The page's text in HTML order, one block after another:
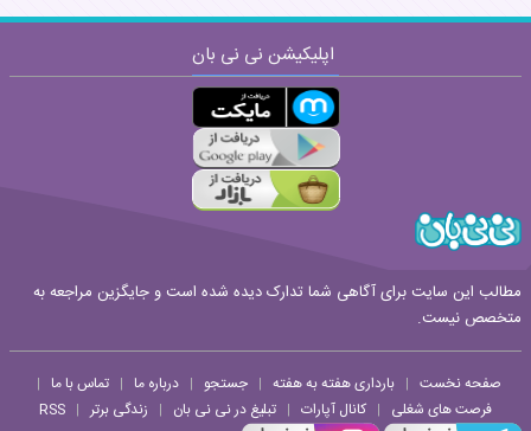
اپلیکیشن نی نی بان
مطالب این سایت برای آگاهی شما تدارک دیده شده است و جایگزین مراجعه به
متخصص نیست.
صفحه نخست | بارداری هفته به هفته | جستجو | درباره ما | تماس با ما |
فرصت های شغلی | کانال آپارات | تبلیغ در نی نی بان | زندگی برتر |
RSS